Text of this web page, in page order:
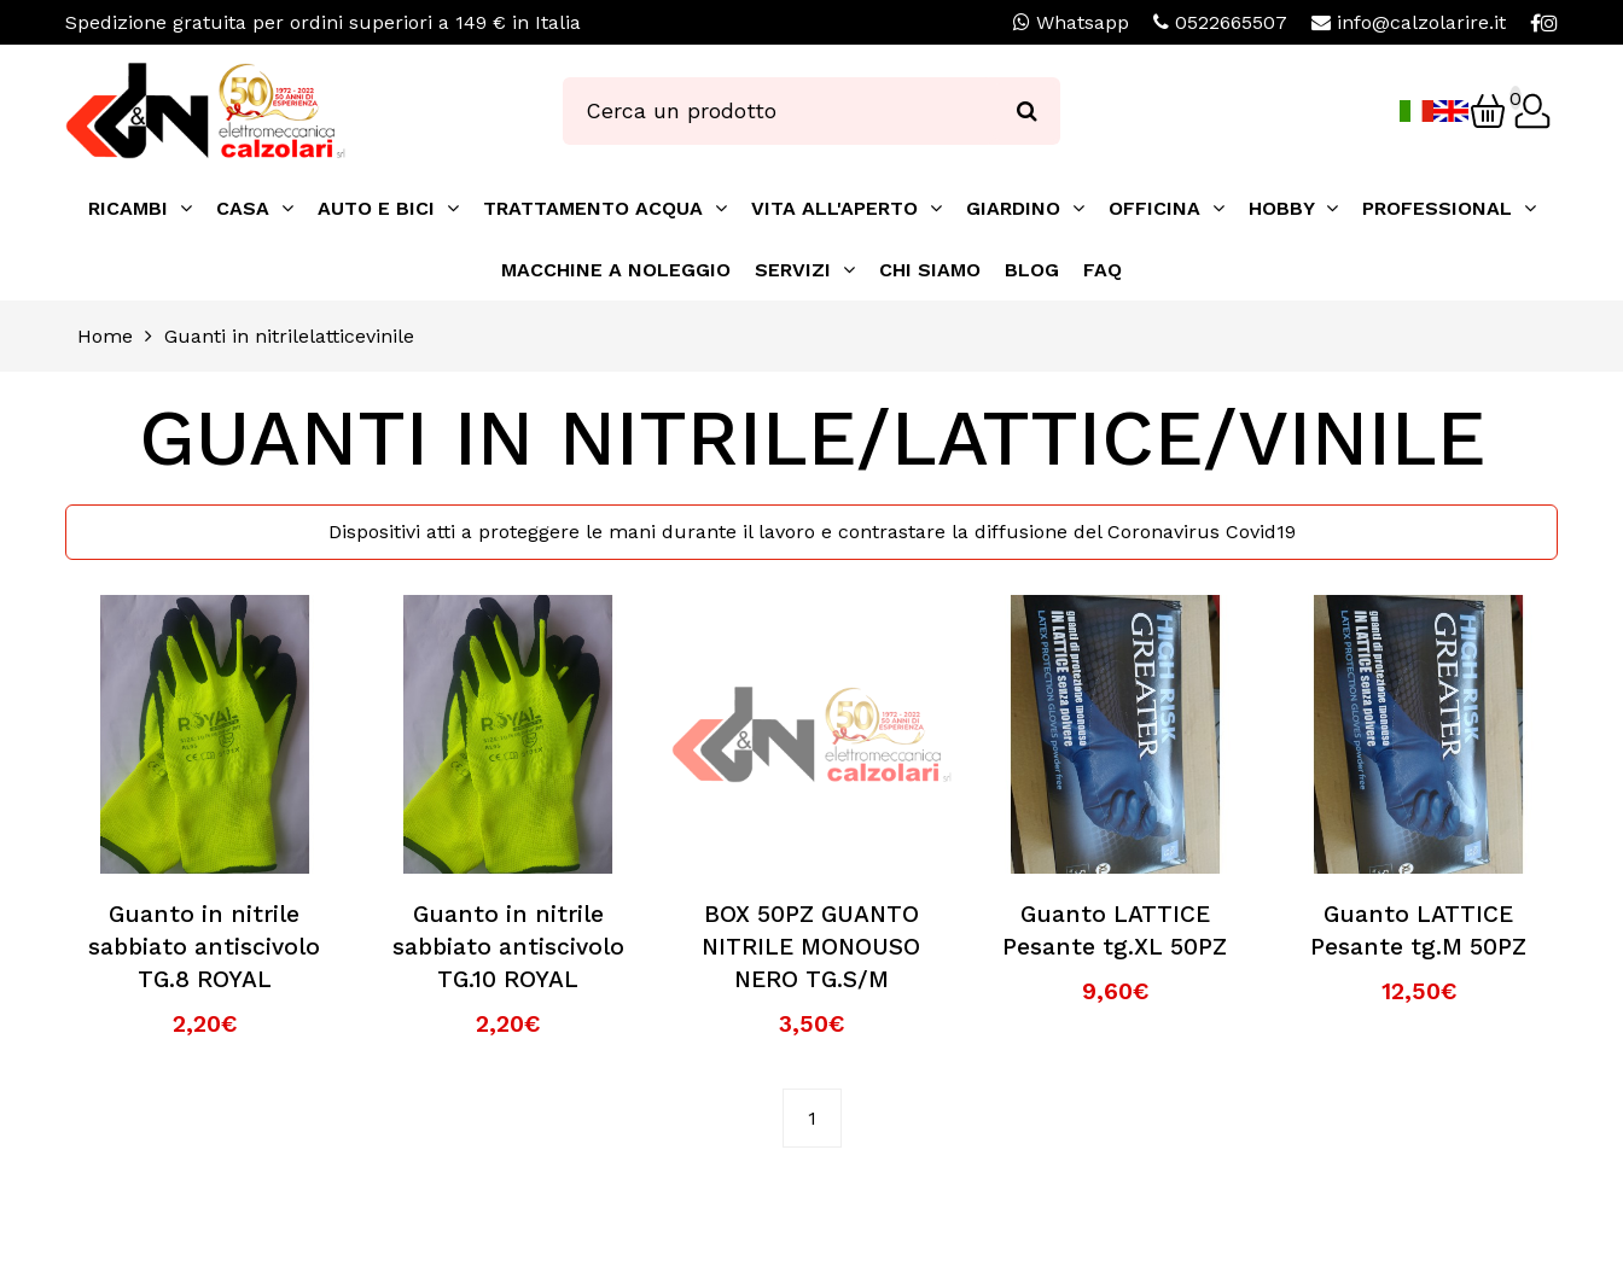
Spedizione gratuita per ordini superiori a 149 € in Italia Whatsapp 0522665507 info@calzolarire.it
0
RICAMBI CASA AUTO E BICI TRATTAMENTO ACQUA VITA ALL'APERTO GIARDINO OFFICINA HOBBY PROFESSIONAL
MACCHINE A NOLEGGIO SERVIZI CHI SIAMO BLOG FAQ
Home Guanti in nitrilelatticevinile
GUANTI IN NITRILE/LATTICE/VINILE
Dispositivi atti a proteggere le mani durante il lavoro e contrastare la diffusione del Coronavirus Covid19
Guanto in nitrile
sabbiato antiscivolo
TG.8 ROYAL
2,20€
Guanto in nitrile
sabbiato antiscivolo
TG.10 ROYAL
2,20€
BOX 50PZ GUANTO
NITRILE MONOUSO
NERO TG.S/M
3,50€
Guanto LATTICE
Pesante tg.XL 50PZ
9,60€
Guanto LATTICE
Pesante tg.M 50PZ
12,50€
1